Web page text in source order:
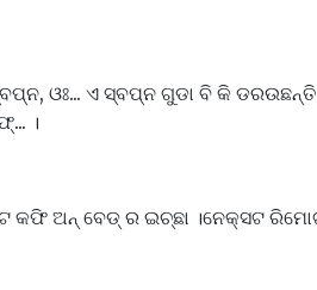
ଓଃ... ଏ ସ୍ବପ୍ନ ଗୁଡା ବି କି
।
କଫି ଅନ୍ ବେଡ୍ ର ଇଚ୍ଛା ।ନେକ୍ସଟ